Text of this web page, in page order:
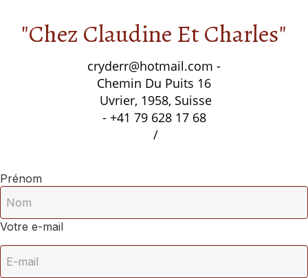
"Chez Claudine Et Charles"
cryderr@hotmail.com -
Chemin Du Puits 16
Uvrier, 1958, Suisse
- +41 79 628 17 68
/
Prénom
Votre e-mail